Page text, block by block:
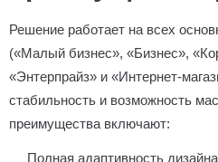
Решение работает на всех
(«Малый бизнес», «Бизнес»,
«Энтерпрайз» и «Интернет-
стабильность и возможность
преимущества включают:
Полная адаптивность